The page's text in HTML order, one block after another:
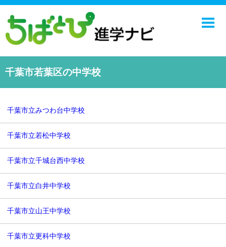
中学校
学校ニュース
千葉日報オンライン
千葉市若葉区の中学校
千葉市立みつわ台中学校
千葉市立若松中学校
千葉市立千城台西中学校
千葉市立白井中学校
千葉市立山王中学校
千葉市立更科中学校